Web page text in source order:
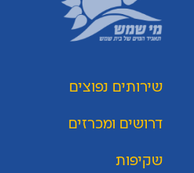
שירותים נפוצים
דרושים ומכרזים
שקיפות